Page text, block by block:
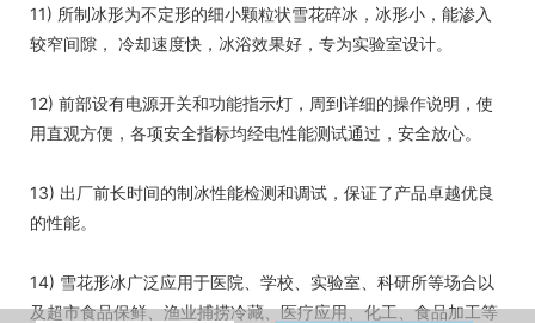
11) 所制冰形为不定形的细小颗粒状雪花碎冰，冰形小，能渗入
较窄间隙， 冷却速度快，冰浴效果好，专为实验室设计。
12) 前部设有电源开关和功能指示灯，周到详细的操作说明，使
用直观方便，各项安全指标均经电性能测试通过，安全放心。
13) 出厂前长时间的制冰性能检测和调试，保证了产品卓越优良
的性能。
14) 雪花形冰广泛应用于医院、学校、实验室、科研所等场合以
及超市食品保鲜、渔业捕捞冷藏、医疗应用、化工、食品加工等